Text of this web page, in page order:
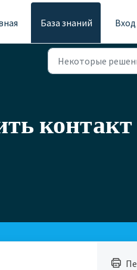
База знаний Вход
контакт